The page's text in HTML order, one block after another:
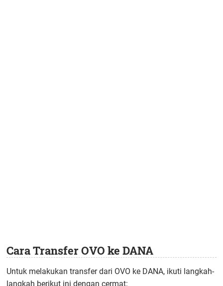
Cara Transfer OVO ke DANA
Untuk melakukan transfer dari OVO ke DANA, ikuti langkah-
langkah berikut ini dengan cermat: